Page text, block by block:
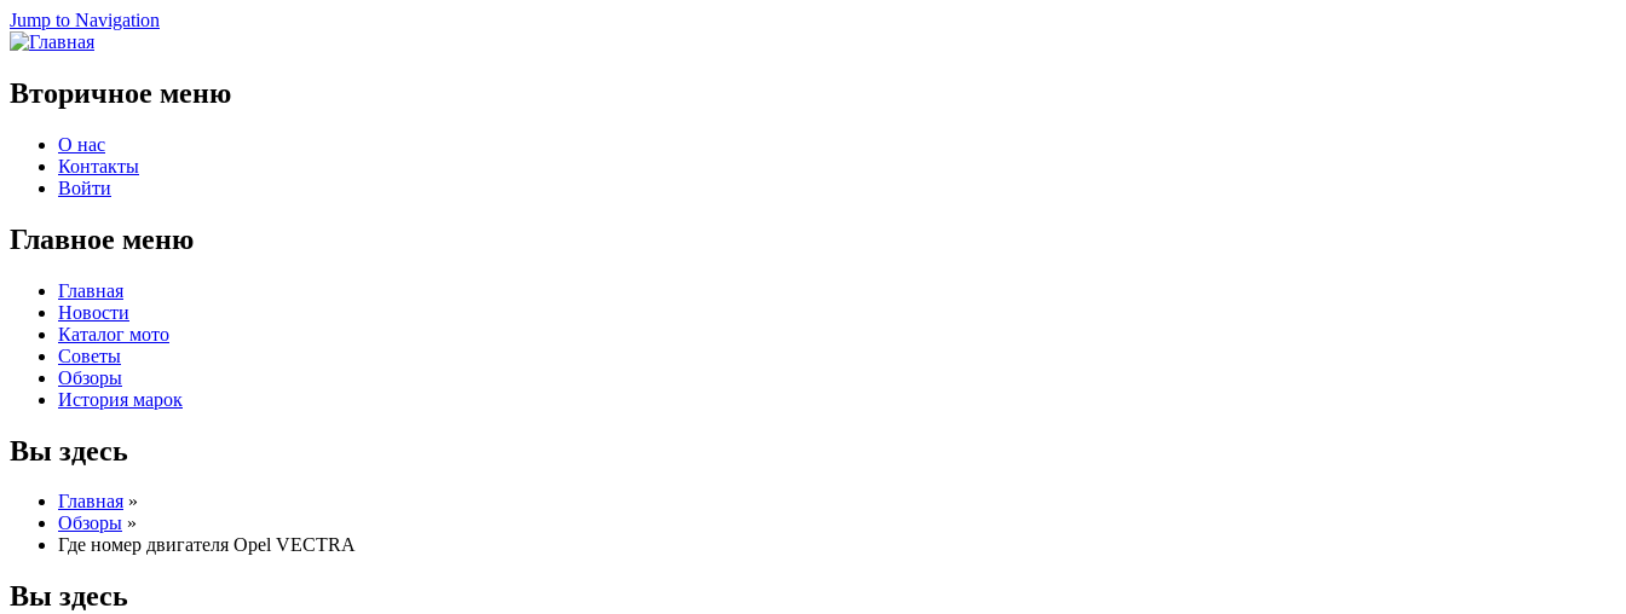
Jump to Navigation
Вторичное меню
О нас
Контакты
Войти
Главное меню
Главная
Новости
Каталог мото
Советы
Обзоры
История марок
Вы здесь
Главная »
Обзоры »
Где номер двигателя Opel VECTRA
Вы здесь